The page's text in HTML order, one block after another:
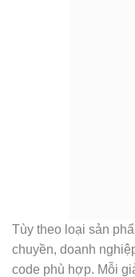
Tùy theo loại sản
chuyền, doanh
code phù hợp. Mỗi